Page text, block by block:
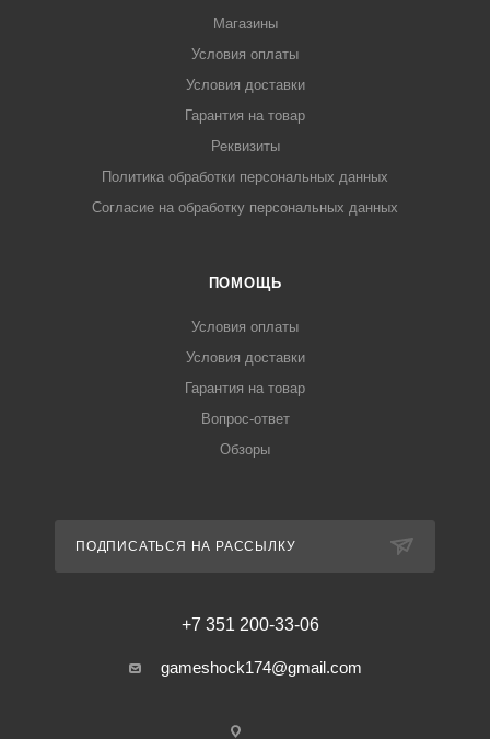
Магазины
Условия оплаты
Условия доставки
Гарантия на товар
Реквизиты
Политика обработки персональных данных
Согласие на обработку персональных данных
ПОМОЩЬ
Условия оплаты
Условия доставки
Гарантия на товар
Вопрос-ответ
Обзоры
ПОДПИСАТЬСЯ НА РАССЫЛКУ
+7 351 200-33-06
gameshock174@gmail.com